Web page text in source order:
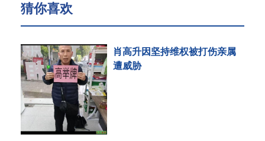
猜你喜欢
肖高升因坚持维权被打伤亲属
遭威胁